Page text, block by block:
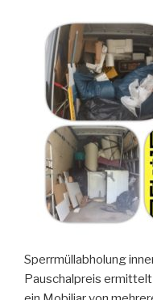
Sperrmüllabholung
Pauschalpreis